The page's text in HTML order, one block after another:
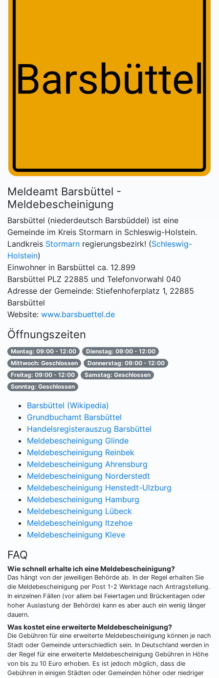
Meldeamt Barsbüttel -
Meldebescheinigung
Barsbüttel (niederdeutsch Barsbüddel) ist eine
Gemeinde im Kreis Stormarn in Schleswig-Holstein.
Landkreis Stormarn regierungsbezirk! (Schleswig-
Holstein)
Einwohner in Barsbüttel ca. 12.899
Barsbüttel PLZ 22885 und Telefonvorwahl 040
Adresse der Gemeinde: Stiefenhoferplatz 1, 22885
Barsbüttel
Website: www.barsbuettel.de
Öffnungszeiten
Montag: 09:00 - 12:00
Dienstag: 09:00 - 12:00
Mittwoch: Geschlossen
Donnerstag: 09:00 - 12:00
Freitag: 09:00 - 12:00
Samstag: Geschlossen
Sonntag: Geschlossen
Barsbüttel (Wikipedia)
Grundbuchamt Barsbüttel
Handelsregisterauszug Barsbüttel
Meldebescheinigung Glinde
Meldebescheinigung Reinbek
Meldebescheinigung Ahrensburg
Meldebescheinigung Norderstedt
Meldebescheinigung Henstedt-Ulzburg
Meldebescheinigung Hamburg
Meldebescheinigung Lübeck
Meldebescheinigung Itzehoe
Meldebescheinigung Kleve
FAQ
Wie schnell erhalte ich eine Meldebescheinigung?
Das hängt von der jeweiligen Behörde ab. In der Regel erhalten Sie
die Meldebescheinigung per Post 1-2 Werktage nach Antragstellung.
In einzelnen Fällen (vor allem bei Feiertagen und Brückentagen oder
hoher Auslastung der Behörde) kann es aber auch ein wenig länger
dauern.
Was kostet eine erweiterte Meldebescheinigung?
Die Gebühren für eine erweiterte Meldebescheinigung können je nach
Stadt oder Gemeinde unterschiedlich sein. In Deutschland werden in
der Regel für eine erweiterte Meldebescheinigung Gebühren in Höhe
von bis zu 10 Euro erhoben. Es ist jedoch möglich, dass die
Gebühren in einigen Städten oder Gemeinden höher oder niedriger